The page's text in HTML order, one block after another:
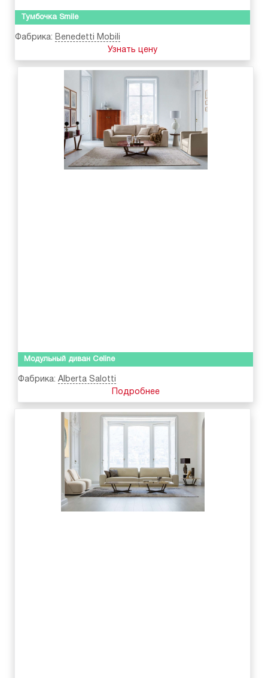
Тумбочка Smile
Фабрика: Benedetti Mobili
Узнать цену
Модульный диван Celine
Фабрика: Alberta Salotti
Подробнее